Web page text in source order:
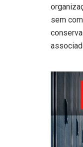
sem